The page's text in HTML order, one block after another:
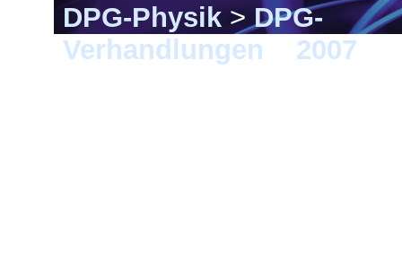
DPG-Physik>DPG-
Verhandlungen
2007